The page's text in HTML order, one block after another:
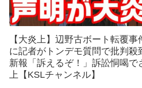
【大炎上】辺野古ボート転覆事
に記者がトンデモ質問で批判
新報「訴えるぞ！」訴訟恫喝で
上【KSLチャンネル】